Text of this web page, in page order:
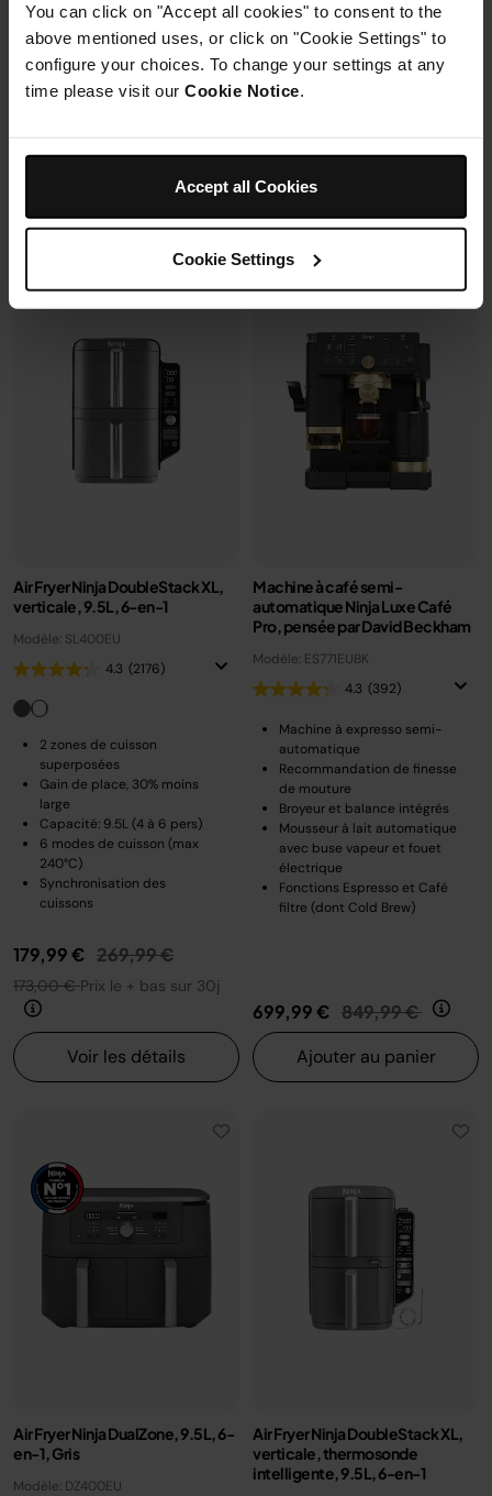
You can click on "Accept all cookies" to consent to the
above mentioned uses, or click on "Cookie Settings" to
configure your choices. To change your settings at any
time please visit our Cookie Notice.
Accept all Cookies
Cookie Settings
avec un même récipient.
Modulaire, compact, facile à
ranger et emporter.
119,99 €
Air Fryer Ninja DoubleStack XL,
verticale, 9.5L, 6-en-1
Modèle: SL400EU
4.3 (2176)
2 zones de cuisson
superposées
Gain de place, 30% moins
large
Capacité: 9.5L (4 à 6 pers)
6 modes de cuisson (max
240°C)
Synchronisation des
cuissons
179,99 € Prix réduit de
269,99 €au
173,00 €Prix le + bas sur 30j
Voir les détails
Machine à café semi-
automatique Ninja Luxe Café
Pro, pensée par David Beckham
Modèle: ES771EUBK
4.3 (392)
Machine à expresso semi-
automatique
Recommandation de finesse
de mouture
Broyeur et balance intégrés
Mousseur à lait automatique
avec buse vapeur et fouet
électrique
Fonctions Espresso et Café
filtre (dont Cold Brew)
699,99 € Prix réduit de
849,99 € au
Ajouter au panier
Air Fryer Ninja DualZone, 9.5L, 6-
en-1, Gris
Modèle: DZ400EU
Air Fryer Ninja DoubleStack XL,
verticale, thermosonde
intelligente, 9.5L, 6-en-1